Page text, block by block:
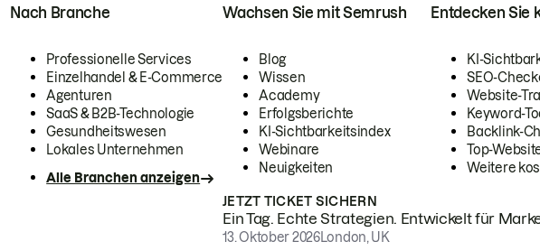
Nach Branche
Professionelle Services
Einzelhandel & E-Commerce
Agenturen
SaaS & B2B-Technologie
Gesundheitswesen
Lokales Unternehmen
Alle Branchen anzeigen
Wachsen Sie mit Semrush
Blog
Wissen
Academy
Erfolgsberichte
KI-Sichtbarkeitsindex
Webinare
Neuigkeiten
Entdecken Sie
KI-
SEO-
Website-
Keyword-
Backlink-
Top-
Weitere
JETZT TICKET SICHERN
Ein Tag. Echte Strategien. Entwickelt für
13. Oktober 2026London, UK